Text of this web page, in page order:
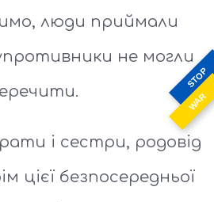
STOP
WAR
люди приймали
не могли
і сестри, родовід
цієї безпосередньої